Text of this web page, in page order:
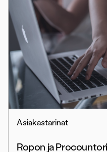
Asiakastarinat
Ropon ja